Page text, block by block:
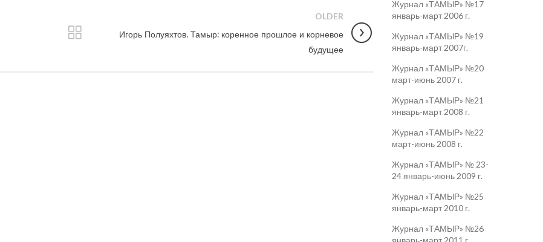
OLDER
Игорь Полуяхтов. Тамыр: коренное прошлое и корневое
будущее
Журнал «ТАМЫР» №17
январь-март 2006 г.
Журнал «ТАМЫР» №19
январь-март 2007г.
Журнал «ТАМЫР» №20
март-июнь 2007 г.
Журнал «ТАМЫР» №21
январь-март 2008 г.
Журнал «ТАМЫР» №22
март-июнь 2008 г.
Журнал «ТАМЫР» № 23-
24 январь-июнь 2009 г.
Журнал «ТАМЫР» №25
январь-март 2010 г.
Журнал «ТАМЫР» №26